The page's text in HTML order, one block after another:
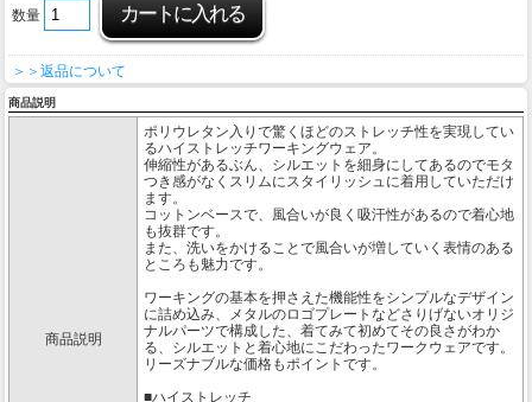
数量
＞＞返品について
商品説明
商品説明
ポリウレタン入りで驚くほどのストレッチ性を実現してい
るハイストレッチワーキングウェア。
伸縮性があるぶん、シルエットを細身にしてあるのでモタ
つき感がなくスリムにスタイリッシュに着用していただけ
ます。
コットンベースで、風合いが良く吸汗性があるので着心地
も抜群です。
また、洗いをかけることで風合いが増していく表情のある
ところも魅力です。
ワーキングの基本を押さえた機能性をシンプルなデザイン
に詰め込み、メタルのロゴプレートなどさりげないオリジ
ナルパーツで構成した、着てみて初めてその良さがわか
る、シルエットと着心地にこだわったワークウェアです。
リーズナブルな価格もポイントです。
■ハイストレッチ